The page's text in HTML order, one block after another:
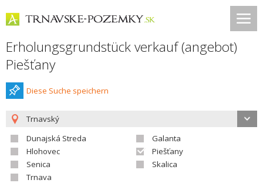
Erholungsgrundstück verkauf (angebot)
Piešťany
Diese Suche speichern
Trnavský
Dunajská Streda
Galanta
Hlohovec
Piešťany
Senica
Skalica
Trnava